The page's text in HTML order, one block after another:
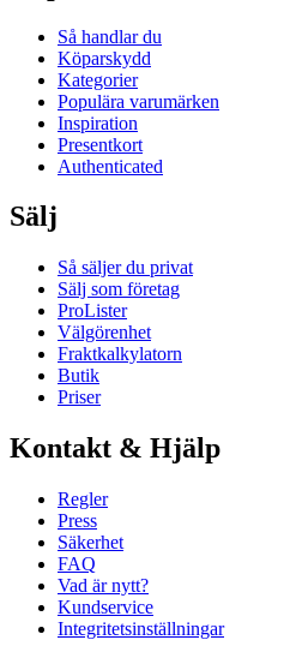
Så handlar du
Köparskydd
Kategorier
Populära varumärken
Inspiration
Presentkort
Authenticated
Sälj
Så säljer du privat
Sälj som företag
ProLister
Välgörenhet
Fraktkalkylatorn
Butik
Priser
Kontakt & Hjälp
Regler
Press
Säkerhet
FAQ
Vad är nytt?
Kundservice
Integritetsinställningar